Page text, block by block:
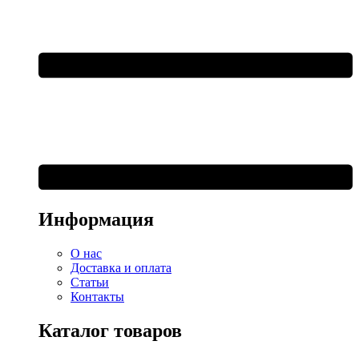
Информация
О нас
Доставка и оплата
Статьи
Контакты
Каталог товаров